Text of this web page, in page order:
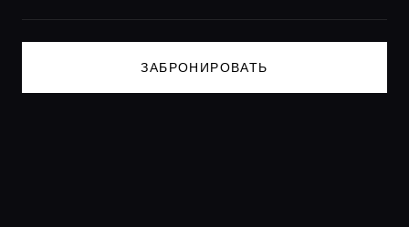
ЗАБРОНИРОВАТЬ